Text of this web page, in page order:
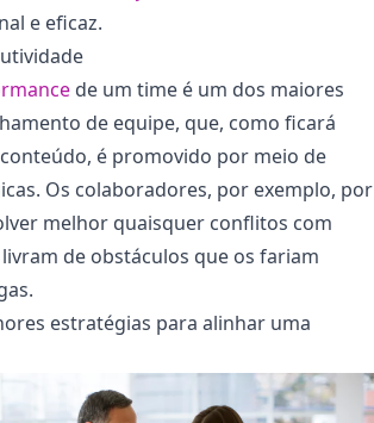
e eficaz.
de um time é um dos maiores
de equipe, que, como ficará
é promovido por meio de
Os colaboradores, por exemplo, por
melhor quaisquer conflitos com
de obstáculos que os fariam
estratégias para alinhar uma